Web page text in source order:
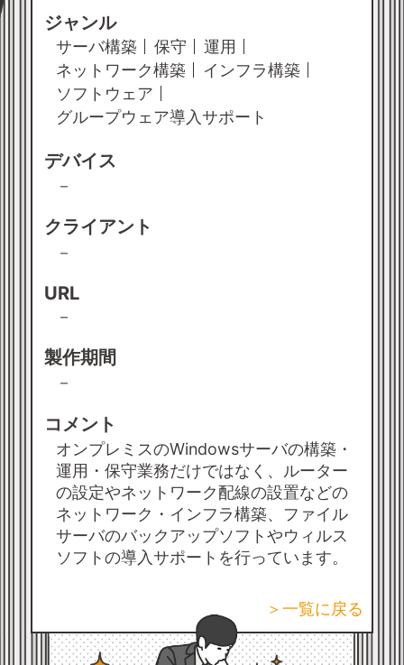
ジャンル
サーバ構築 保守
運用
ネットワーク構築
インフラ構築
ソフトウェア
グループウェア導入サポート
デバイス
－
クライアント
－
URL
－
製作期間
－
コメント
オンプレミスのWindowsサーバの構築・
運用・保守業務だけではなく、ルーター
の設定やネットワーク配線の設置などの
ネットワーク・インフラ構築、ファイル
サーバのバックアップソフトやウィルス
ソフトの導入サポートを行っています。
＞一覧に戻る